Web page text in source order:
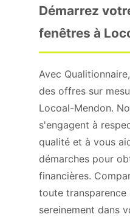
Démarrez
fenêtres à
Avec
des offres sur
Locoal-Mendon.
s'engagent à
qualité et à vous
démarches pour
financières.
toute transparence
sereinement dans